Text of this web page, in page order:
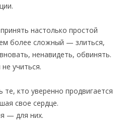
настолько простой
более сложный — злиться,
ненавидеть, обвинять.
учиться.
те, кто уверенно продвигается
свое сердце.
— для них.